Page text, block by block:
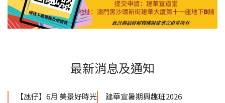
最新消息及通知
【氹仔】6月 美景好時光
建華宣暑期興趣班2026